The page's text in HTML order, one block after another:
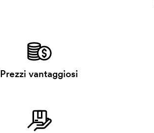
Prezzi vantaggiosi